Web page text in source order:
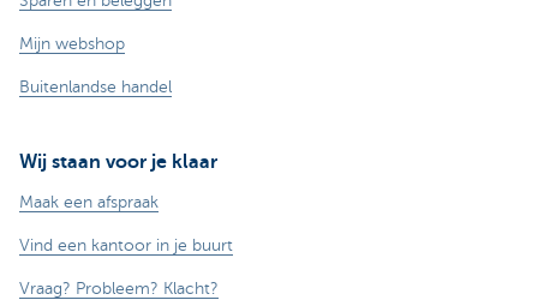
Mijn webshop
Buitenlandse handel
Wij staan voor je klaar
Maak een afspraak
Vind een kantoor in je buurt
Vraag? Probleem? Klacht?